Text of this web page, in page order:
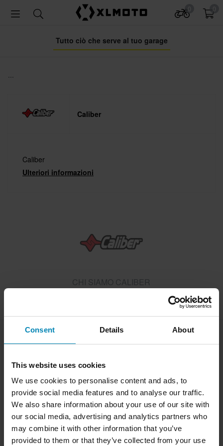
Consent Details About
This website uses cookies
We use cookies to personalise content and ads, to
provide social media features and to analyse our traffic.
We also share information about your use of our site with
our social media, advertising and analytics partners who
may combine it with other information that you’ve
provided to them or that they’ve collected from your use
Tutto ciò che serve al tuo garage
...
Caliber
Caliber
Ulteriori informazioni
CHI SIAMO CALIBER
Pagamento
Informativa sulla Privacy
Restituzioni
Diritto di recesso
Stato dell'ordine
Reclami & Controversie
Informazioni sul riciclo
Chi siamo xlmoto.it
Dichiarazione di conformità